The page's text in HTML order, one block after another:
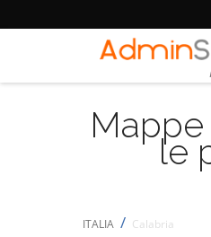
le
ITALIA / Calabria